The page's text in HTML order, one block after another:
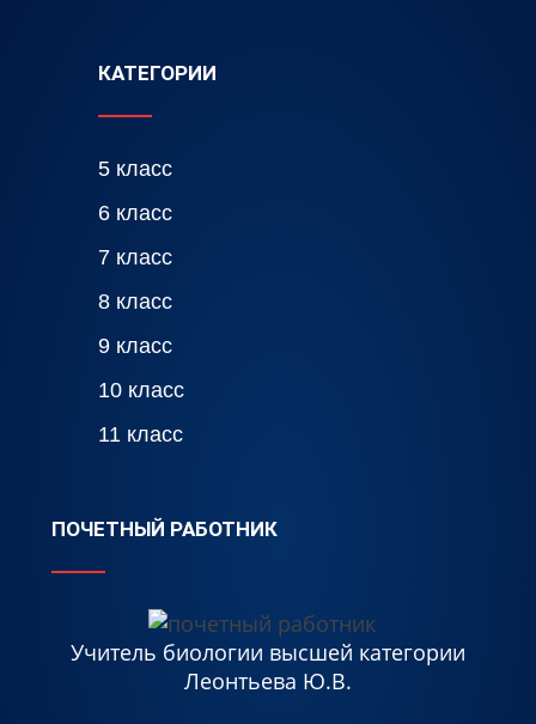
КАТЕГОРИИ
5 класс
6 класс
7 класс
8 класс
9 класс
10 класс
11 класс
ПОЧЕТНЫЙ РАБОТНИК
Учитель биологии высшей категории
Леонтьева Ю.В.